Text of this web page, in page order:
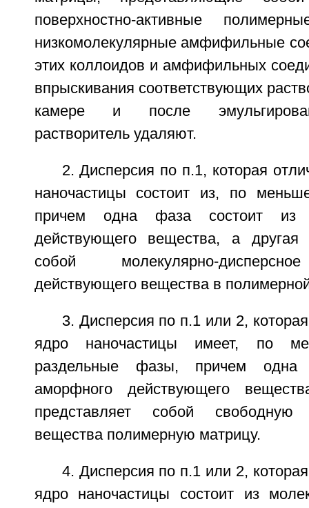
поверхностно-активные
низкомолекулярные амфифильные
этих коллоидов и амфифильных
впрыскивания соответствующих
камере и после
растворитель удаляют.
2. Дисперсия по п.1, которая
наночастицы состоит из, по
причем одна фаза состоит из
действующего вещества, а другая
собой молекулярно-
действующего вещества в
3. Дисперсия по п.1 или 2,
ядро наночастицы имеет, по
раздельные фазы, причем
аморфного действующего
представляет собой
вещества полимерную матрицу.
4. Дисперсия по п.1 или 2,
ядро наночастицы состоит из